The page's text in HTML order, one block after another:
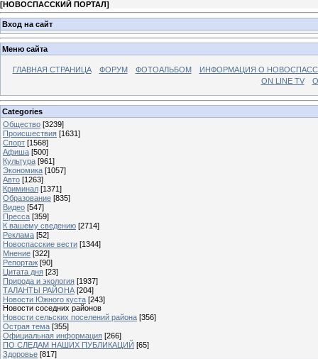
[НОВОСПАССКИЙ ПОРТАЛ]
Вход на сайт
Меню сайта
ГЛАВНАЯ СТРАНИЦА ФОРУМ ФОТОАЛЬБОМ
ИНФОРМАЦИЯ О
ON LINE TV
Categories
Общество [3239]
Происшествия [1631]
Спорт [1568]
Афиша [500]
Культура [961]
Экономика [1057]
Авто [1263]
Криминал [1371]
Образование [835]
Видео [547]
Пресса [359]
К вашему сведению [2714]
Реклама [52]
Новоспасские вести [1344]
Мнение [322]
Репортаж [90]
Цитата дня [23]
Природа и экология [1937]
ТАЛАНТЫ РАЙОНА [204]
Новости Южного куста [243]
Новости соседних районов
Новости сельских поселений района [356]
Острая тема [355]
Официальная информация [266]
ПО СЛЕДАМ НАШИХ ПУБЛИКАЦИЙ [65]
Здоровье [817]